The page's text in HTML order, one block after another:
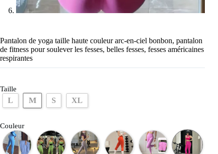
Pantalon de yoga taille haute couleur arc-en-ciel bonbon, pantalon
de fitness pour soulever les fesses, belles fesses, fesses américaines
respirantes
Taille
L M S XL
Couleur